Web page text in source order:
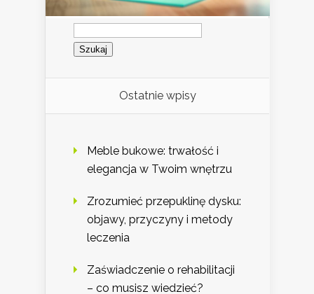
Szukaj:
Ostatnie wpisy
Meble bukowe: trwałość i
elegancja w Twoim wnętrzu
Zrozumieć przepuklinę dysku:
objawy, przyczyny i metody
leczenia
Zaświadczenie o rehabilitacji
– co musisz wiedzieć?